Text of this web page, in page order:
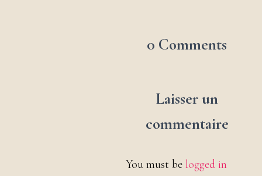
0 Comments
Laisser un
commentaire
You must be logged in